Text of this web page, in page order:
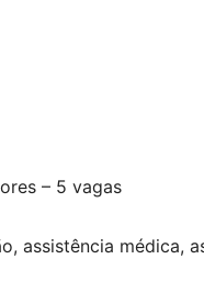
– 5 vagas
assistência médica,